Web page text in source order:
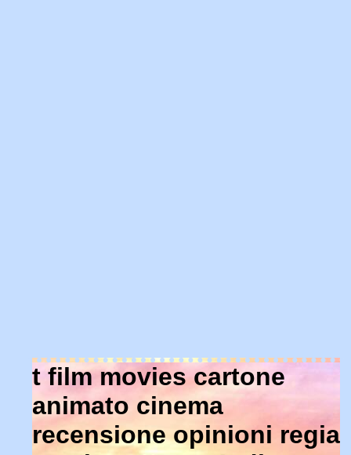
t film movies cartone
animato cinema
recensione opinioni regia